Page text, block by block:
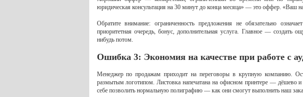
юридическая консультация на 30 минут до конца месяца» — это оффер. «Ваш
Обратите внимание: ограниченность предложения не обязательно
приоритетная очередь, бонус, дополнительная услуга. Главное — создать
нибудь потом.
Ошибка 3: Экономия на качестве при работе с
Менеджер по продажам приходит на переговоры в крупную компанию.
размытым логотипом. Листовка напечатана на офисном принтере — дёшево
себе позволить нормальную полиграфию — как они смогут выполнить наш